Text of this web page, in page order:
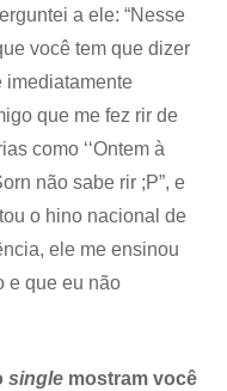
a ele: “Nesse
você tem que dizer
imediatamente
que me fez rir de
como ‘‘Ontem à
não sabe rir ;P”, e
o hino nacional de
ele me ensinou
e que eu não
single mostram você